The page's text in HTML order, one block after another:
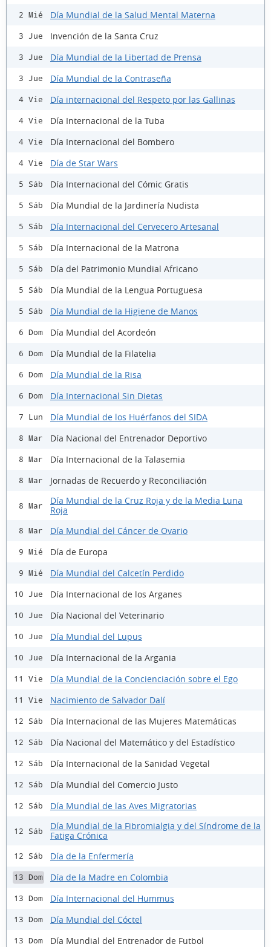
2 Mié Día Mundial de la Salud Mental Materna
3 Jue Invención de la Santa Cruz
3 Jue Día Mundial de la Libertad de Prensa
3 Jue Día Mundial de la Contraseña
4 Vie Día internacional del Respeto por las Gallinas
4 Vie Día Internacional de la Tuba
4 Vie Día Internacional del Bombero
4 Vie Día de Star Wars
5 Sáb Día Internacional del Cómic Gratis
5 Sáb Día Mundial de la Jardinería Nudista
5 Sáb Día Internacional del Cervecero Artesanal
5 Sáb Día Internacional de la Matrona
5 Sáb Día del Patrimonio Mundial Africano
5 Sáb Día Mundial de la Lengua Portuguesa
5 Sáb Día Mundial de la Higiene de Manos
6 Dom Día Mundial del Acordeón
6 Dom Día Mundial de la Filatelia
6 Dom Día Mundial de la Risa
6 Dom Día Internacional Sin Dietas
7 Lun Día Mundial de los Huérfanos del SIDA
8 Mar Día Nacional del Entrenador Deportivo
8 Mar Día Internacional de la Talasemia
8 Mar Jornadas de Recuerdo y Reconciliación
8 Mar
Día Mundial de la Cruz Roja y de la Media Luna
Roja
8 Mar Día Mundial del Cáncer de Ovario
9 Mié Día de Europa
9 Mié Día Mundial del Calcetín Perdido
10 Jue Día Internacional de los Arganes
10 Jue Día Nacional del Veterinario
10 Jue Día Mundial del Lupus
10 Jue Día Internacional de la Argania
11 Vie Día Mundial de la Concienciación sobre el Ego
11 Vie Nacimiento de Salvador Dalí
12 Sáb Día Internacional de las Mujeres Matemáticas
12 Sáb Día Nacional del Matemático y del Estadístico
12 Sáb Día Internacional de la Sanidad Vegetal
12 Sáb Día Mundial del Comercio Justo
12 Sáb Día Mundial de las Aves Migratorias
12 Sáb
Día Mundial de la Fibromialgia y del Síndrome de la
Fatiga Crónica
12 Sáb Día de la Enfermería
13 Dom Día de la Madre en Colombia
13 Dom Día Internacional del Hummus
13 Dom Día Mundial del Cóctel
13 Dom Día Mundial del Entrenador de Futbol